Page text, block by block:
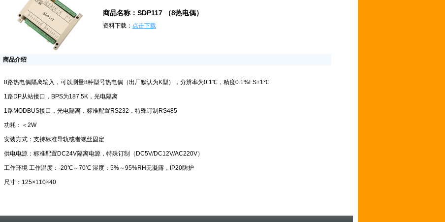
商品名称：SDP117 （8热电偶）
资料下载： 点击下载
商品介绍
8路热电偶隔离输入，可以测量8种型号热电偶（出厂默认为K型），分辨率为0.1℃，精度0.1%FS±1℃
1路DP从站接口，BPS为187.5K，光电隔离
1路MODBUS接口，光电隔离，标准配置RS232，特殊订制RS485
功耗：＜2W
安装方式：支持标准导轨或者螺丝固定
供电电源：标准配置DC24V隔离电源，特殊订制（DC5V/DC12V/AC220V）
工作环境 工作温度：-20℃～70℃ 湿度：5%～95%RH无凝露，IP20防护
尺寸：125×110×40